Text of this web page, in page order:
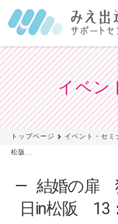
イベン
トップページ イベント・セミ
松阪...
結婚の扉
日in松阪 13